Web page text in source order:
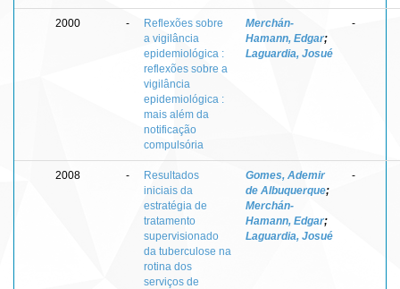
2000 -
Reflexões sobre
a vigilância
epidemiológica :
reflexões sobre a
vigilância
epidemiológica :
mais além da
notificação
compulsória
Merchán-
Hamann, Edgar;
Laguardia, Josué
-
2008 -
Resultados
iniciais da
estratégia de
tratamento
supervisionado
da tuberculose na
rotina dos
serviços de
Gomes, Ademir
de Albuquerque;
Merchán-
Hamann, Edgar;
Laguardia, Josué
-